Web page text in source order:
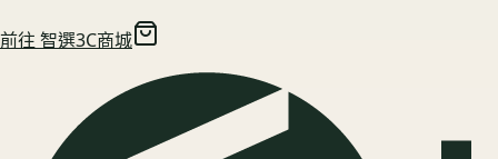
前往 智選3C商城